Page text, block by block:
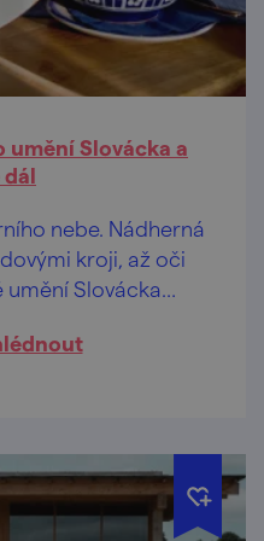
umění Slovácka a
dál
nebe. Nádherná
kroji, až oči
umění Slovácka